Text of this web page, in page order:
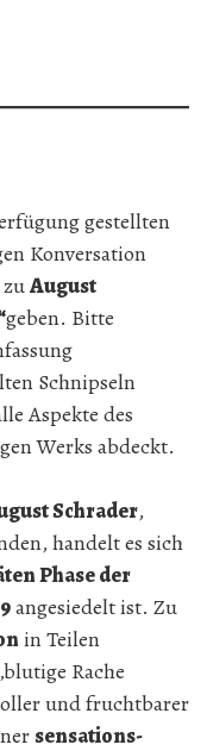
gestellten
Konversation
zuAugust
geben. Bitte
Schnipseln
Aspekte des
Werks abdeckt.
Schrader,
handelt es sich
Phase der
angesiedelt ist. Zu
in Teilen
Rache
und fruchtbarer
sensations­